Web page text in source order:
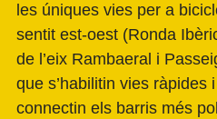
les úniques vies per a
sentit est-oest (Ronda
de l’eix Rambaeral i
que s’habilitin vies ràpides
connectin els barris més